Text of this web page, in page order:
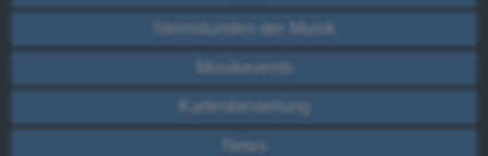
Sternstunden der Musik
Musikevents
Kartenbestellung
News